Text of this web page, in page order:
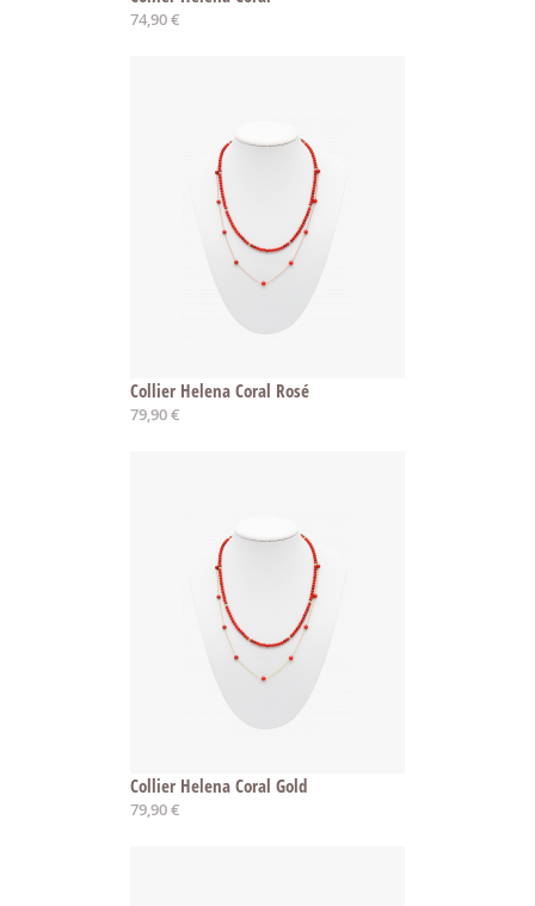
74,90 €
Collier Helena Coral Rosé
79,90 €
Collier Helena Coral Gold
79,90 €